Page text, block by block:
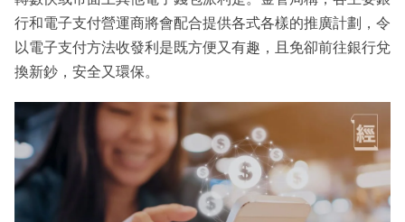
行和電子支付營運商將會配合提供各式各樣的推廣計劃，令
以電子支付方法收發利是既方便又有趣，且免卻前往銀行兌
換新鈔，安全又環保。